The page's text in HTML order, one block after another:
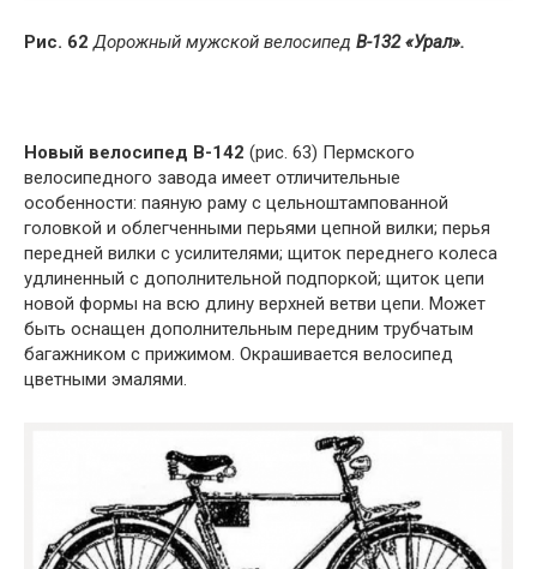
Рис. 62 Дорожный мужской велосипед В-132 «Урал».
Новый велосипед В-142 (рис. 63) Пермского
велосипедного завода имеет отличительные
особенности: паяную раму с цельноштампованной
головкой и облегченными перьями цепной вилки; перья
передней вилки с усилителями; щиток переднего колеса
удлиненный с дополнительной подпоркой; щиток цепи
новой формы на всю длину верхней ветви цепи. Может
быть оснащен дополнительным передним трубчатым
багажником с прижимом. Окрашивается велосипед
цветными эмалями.